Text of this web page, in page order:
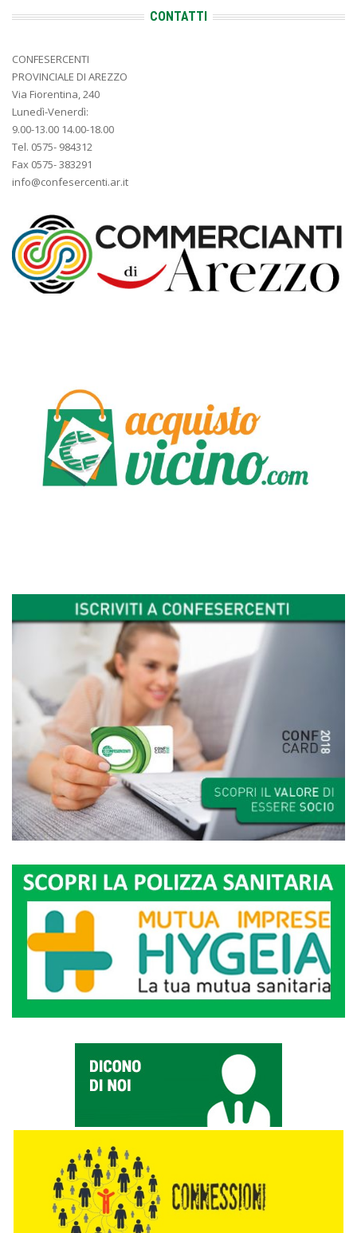
CONTATTI
CONFESERCENTI
PROVINCIALE DI AREZZO
Via Fiorentina, 240
Lunedì-Venerdì:
9.00-13.00 14.00-18.00
Tel. 0575- 984312
Fax 0575- 383291
info@confesercenti.ar.it